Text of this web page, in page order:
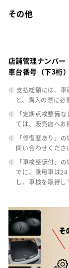
その他
店舗管理ナンバー
車台番号（下3桁
※ 支払総額には、車
ど、購入の際に必
※ 「定期点検整備な
ては、販売店へお
※ 「修復歴あり」の
問い合わせくださ
※ 「車検整備付」の
でに、乗用車は
し、車検を取得し